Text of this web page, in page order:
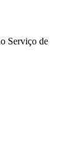
Serviço de